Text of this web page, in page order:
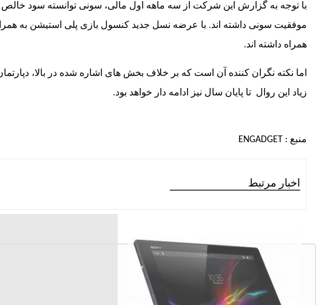
با توجه به گزارش این شرکت از سه ماهه اول مالی، سونی توانسته سود خالص ۲۶۵ میلیون دلار را نصیب خود سازد
موفقیت سونی داشته اند. با عرضه نسل جدید کنسول بازی پلی استیشن به
همراه داشته اند.
اما نکته نگران کننده آن است که بر خلاف بخش های اشاره شده در بالا،
زیاد این روال تا پایان سال نیز ادامه دار خواهد بود.
منبع : ENGADGET
اخبار مرتبط